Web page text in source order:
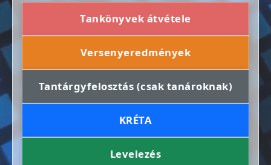
Tankönyvek átvétele
Versenyeredmények
Tantárgyfelosztás (csak tanároknak)
KRÉTA
Levelezés